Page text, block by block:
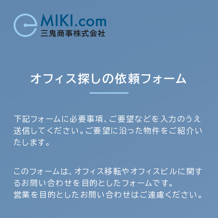
オフィス探しの依頼フォーム
下記フォームに必要事項、ご要望などを入力のうえ
送信してください。ご要望に沿った物件をご紹介い
たします。
このフォームは、オフィス移転やオフィスビルに関す
るお問い合わせを目的としたフォームです。
営業を目的としたお問い合わせはご遠慮ください。